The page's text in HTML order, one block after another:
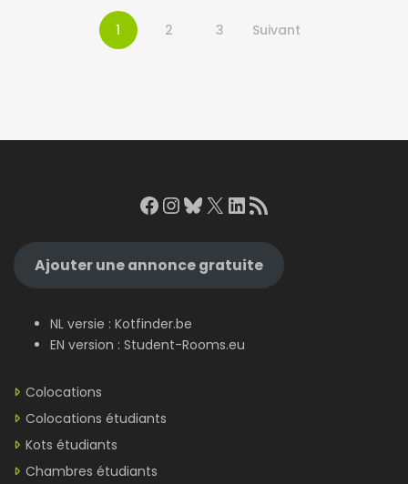
1 2 3 Suivant
Facebook
Instagram
Bluesky
X LinkedIn
RSS Feed
Ajouter une annonce gratuite
NL versie : Kotfinder.be
EN version : Student-Rooms.eu
Colocations
Colocations étudiants
Kots étudiants
Chambres étudiants